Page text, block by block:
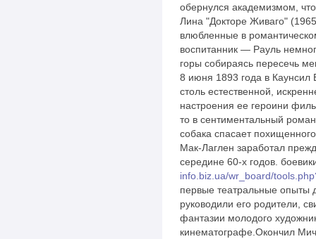
обернулся академизмом,
Лина "Докторе Живаго"
влюбленные в
воспитанник — Рауль
горы собираясь пересечь
8 июня 1893 года в
столь естественной,
настроения ее героини
то в сентиментальный
собака спасает
Мак-Лаглен заработал
середине 60-х годов.
info.biz.ua/wr_board/
первые театральные опыты
руководили его родители,
фантазии молодого
кинематографе.Окончил